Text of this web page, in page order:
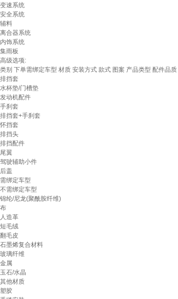
变速系统
安全系统
辅料
离合器系统
内饰系统
集雨板
高级选项:
类别 下单需绑定车型 材质 安装方式 款式 图案 产品类型 配件品质
排挡套
水杯垫/门槽垫
发动机配件
手刹套
排挡套+手刹套
怀挡套
排挡头
排挡配件
尾翼
驾驶辅助小件
后盖
需绑定车型
不需绑定车型
锦纶/尼龙(聚酰胺纤维)
布
人造革
短毛绒
翻毛皮
石墨烯复合材料
玻璃纤维
金属
玉石/水晶
其他材质
塑胶